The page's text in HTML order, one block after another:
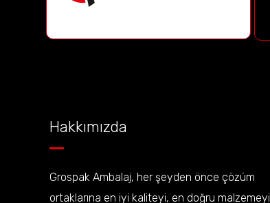
Hakkımızda
Grospak Ambalaj, her şeyden önce çözüm
ortaklarına en iyi kaliteyi, en doğru malzemeyi